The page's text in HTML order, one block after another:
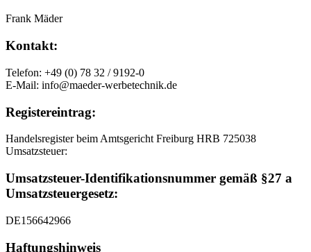
Frank Mäder
Kontakt:
Telefon: +49 (0) 78 32 / 9192-0
E-Mail: info@maeder-werbetechnik.de
Registereintrag:
Handelsregister beim Amtsgericht Freiburg HRB 725038
Umsatzsteuer:
Umsatzsteuer-Identifikationsnummer gemäß §27 a
Umsatzsteuergesetz:
DE156642966
Haftungshinweis